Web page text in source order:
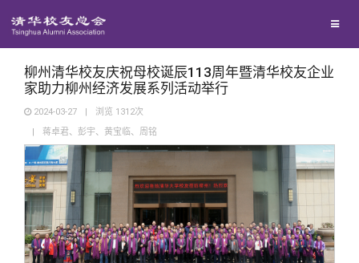
地区联络
年级联络
专业委员会
回馈母校
捐赠项目
捐赠纪事
媒体平台
《水木清华》
清华人物
校友服务
柳州清华校友庆祝母校诞辰113周年暨清华校友企业
家助力柳州经济发展系列活动举行
2024-03-27 | 浏览 1312次
|
蒋卓君、彭宇、黄宝临、周铭